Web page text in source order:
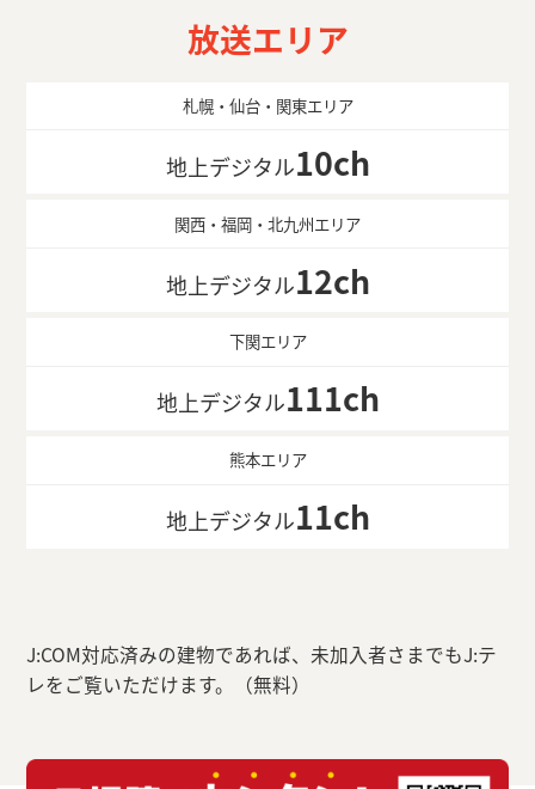
放送エリア
札幌・仙台・関東エリア
地上デジタル10ch
関西・福岡・北九州エリア
地上デジタル12ch
下関エリア
地上デジタル111ch
熊本エリア
地上デジタル11ch
J:COM対応済みの建物であれば、未加入者さまでもJ:テ
レをご覧いただけます。（無料）